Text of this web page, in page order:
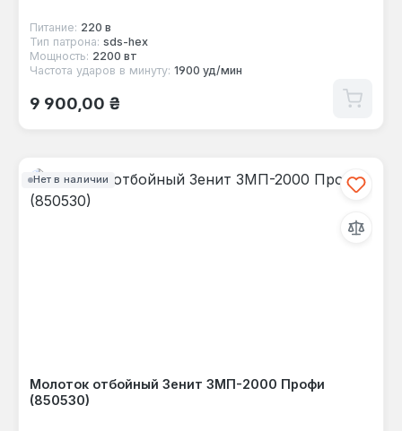
Питание: 220 в
Тип патрона: sds-hex
Мощность: 2200 вт
Частота ударов в минуту: 1900 уд/мин
Обычная цена:
9 900,00 ₴
Нет в наличии
Молоток отбойный Зенит ЗМП-2000 Профи
(850530)